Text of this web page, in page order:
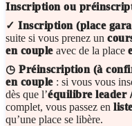
Inscription ou
✓ Inscription (place
suite si vous prenez un
en coupleavec de la place
◷ Préinscription (à
en couple: si vous vous
dès que l’équilibre leader
complet, vous passez en
qu’une place se libère.